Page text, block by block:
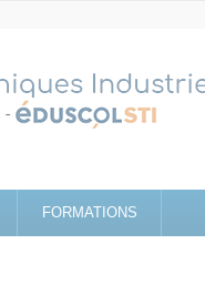
FORMATIONS